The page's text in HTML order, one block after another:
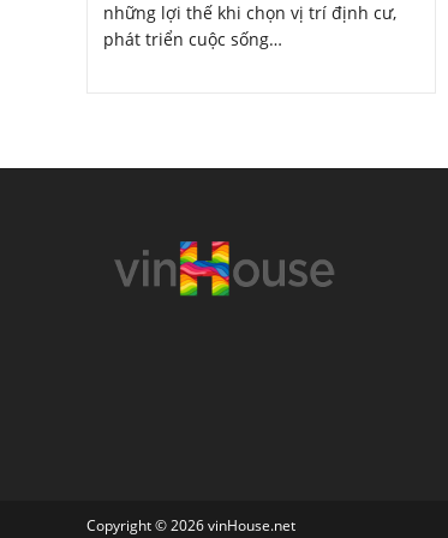
những lợi thế khi chọn vị trí định cư,
phát triển cuộc sống…
Copyright © 2026 vinHouse.net